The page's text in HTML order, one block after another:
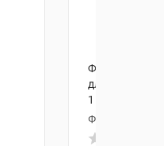
Фармасулін H
для ін'єкцій
1 флакон
Фармак